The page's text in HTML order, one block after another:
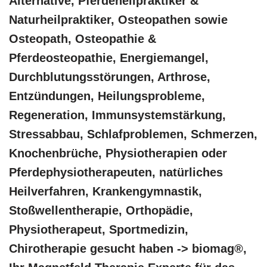
Naturheilpraktiker, Osteopathen sowie
Osteopath, Osteopathie &
Pferdeosteopathie, Energiemangel,
Durchblutungsstörungen, Arthrose,
Entzündungen, Heilungsprobleme,
Regeneration, Immunsystemstärkung,
Stressabbau, Schlafproblemen, Schmerzen,
Knochenbrüche, Physiotherapien oder
Pferdephysiotherapeuten, natürliches
Heilverfahren, Krankengymnastik,
Stoßwellentherapie, Orthopädie,
Physiotherapeut, Sportmedizin,
Chirotherapie gesucht haben -> biomag®,